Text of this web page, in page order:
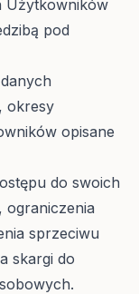
Użytkowników
pod
okresy
opisane
do swoich
ograniczenia
sprzeciwu
skargi do